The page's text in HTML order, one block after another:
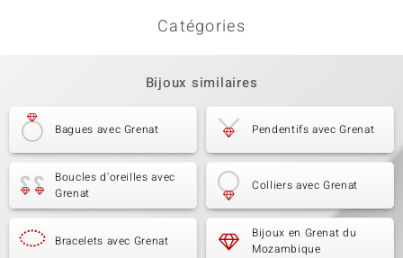
Catégories
Bijoux similaires
Bagues avec Grenat Pendentifs avec Grenat
Boucles d'oreilles avec
Grenat
Colliers avec Grenat
Bracelets avec Grenat
Bijoux en Grenat du
Mozambique